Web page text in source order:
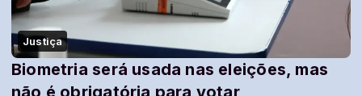
Justiça
Biometria será usada nas eleições, mas